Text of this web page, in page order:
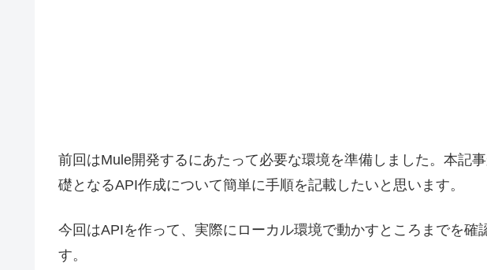
前回はMule開発するにあたって必要な環境を準備しました。本記
礎となるAPI作成について簡単に手順を記載したいと思います。
今回はAPIを作って、実際にローカル環境で動かすところまでを確
す。